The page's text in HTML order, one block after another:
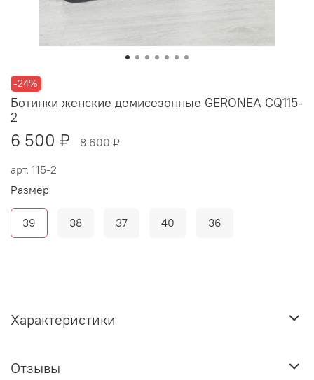
-24%
арт. 115-2
Ботинки женские демисезонные GERONEA CQ115-
2
6 500 ₽ 8 600 ₽
Размер
39 38 37 40 36
Характеристики
Отзывы